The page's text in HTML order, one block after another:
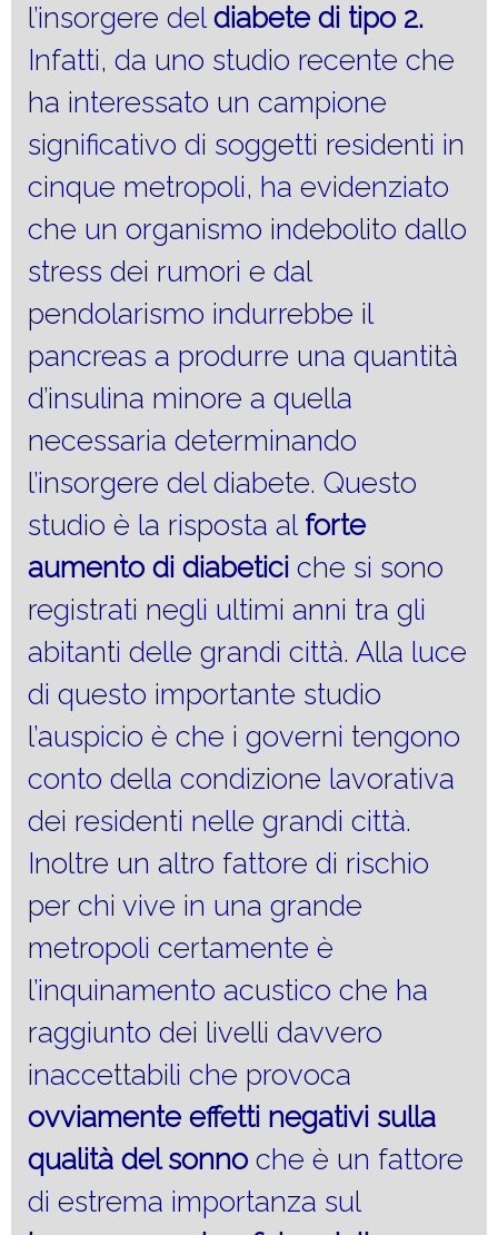
l’insorgere deldiabete di tipo 2.
Infatti, da uno studio recente che
ha interessato un campione
significativo di soggetti residenti in
cinque metropoli, ha evidenziato
che un organismo indebolito dallo
stress dei rumori e dal
pendolarismo indurrebbe il
pancreas a produrre una quantità
d’insulina minore a quella
necessaria determinando
l’insorgere del diabete. Questo
studio è la risposta al forte
aumento di diabetici che si sono
registrati negli ultimi anni tra gli
abitanti delle grandi città. Alla luce
di questo importante studio
l’auspicio è che i governi tengono
conto della condizione lavorativa
dei residenti nelle grandi città.
Inoltre un altro fattore di rischio
per chi vive in una grande
metropoli certamente è
l’inquinamento acustico che ha
raggiunto dei livelli davvero
inaccettabili che provoca
ovviamente effetti negativi sulla
qualità del sonno che è un fattore
di estrema importanza sul